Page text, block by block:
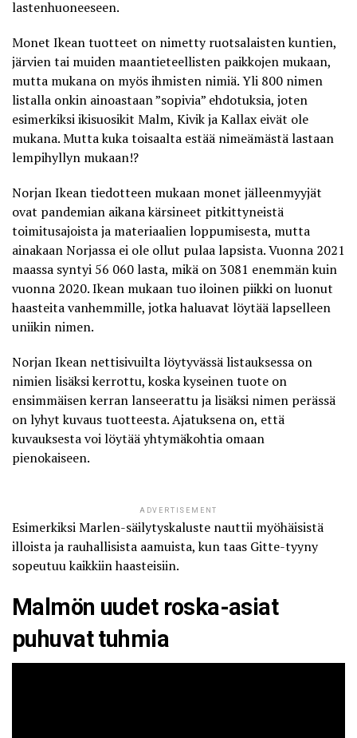
lastenhuoneeseen.
Monet Ikean tuotteet on nimetty ruotsalaisten kuntien,
järvien tai muiden maantieteellisten paikkojen mukaan,
mutta mukana on myös ihmisten nimiä. Yli 800 nimen
listalla onkin ainoastaan ”sopivia” ehdotuksia, joten
esimerkiksi ikisuosikit Malm, Kivik ja Kallax eivät ole
mukana. Mutta kuka toisaalta estää nimeämästä lastaan
lempihyllyn mukaan!?
Norjan Ikean tiedotteen mukaan monet jälleenmyyjät
ovat pandemian aikana kärsineet pitkittyneistä
toimitusajoista ja materiaalien loppumisesta, mutta
ainakaan Norjassa ei ole ollut pulaa lapsista. Vuonna 2021
maassa syntyi 56 060 lasta, mikä on 3081 enemmän kuin
vuonna 2020. Ikean mukaan tuo iloinen piikki on luonut
haasteita vanhemmille, jotka haluavat löytää lapselleen
uniikin nimen.
Norjan Ikean nettisivuilta löytyvässä listauksessa on
nimien lisäksi kerrottu, koska kyseinen tuote on
ensimmäisen kerran lanseerattu ja lisäksi nimen perässä
on lyhyt kuvaus tuotteesta. Ajatuksena on, että
kuvauksesta voi löytää yhtymäkohtia omaan
pienokaiseen.
ADVERTISEMENT
Esimerkiksi Marlen-säilytyskaluste nauttii myöhäisistä
illoista ja rauhallisista aamuista, kun taas Gitte-tyyny
sopeutuu kaikkiin haasteisiin.
Malmön uudet roska-asiat
puhuvat tuhmia